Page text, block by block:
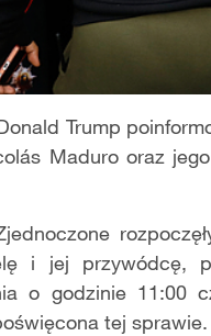
Trump
Maduro oraz
i jej przywódcę,
o godzinie 11:00
tej sprawie.